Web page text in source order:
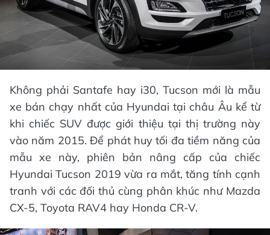
Không phải Santafe hay i30, Tucson mới là mẫu
xe bán chạy nhất của Hyundai tại châu Âu kể từ
khi chiếc SUV được giới thiệu tại thị trường này
vào năm 2015. Để phát huy tối đa tiềm năng của
mẫu xe này, phiên bản nâng cấp của chiếc
Hyundai Tucson 2019 vừa ra mắt, tăng tính cạnh
tranh với các đối thủ cùng phân khúc như Mazda
CX-5, Toyota RAV4 hay Honda CR-V.